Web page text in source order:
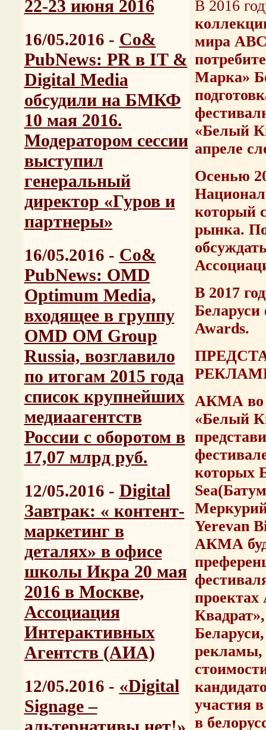
22-23 июня 2016
16/05.2016 - Со&
PubNews: PR в IT &
Digital Media
обсудили на БМКФ
10 мая 2016.
Модератором сессии
выступил
генеральный
директор «Гуров и
партнеры»
16/05.2016 - Со&
PubNews: OMD
Optimum Media,
входящее в группу
OMD OM Group
Russia, возглавило
по итогам 2015 года
список крупнейших
медиаагентств
России с оборотом в
17,07 млрд руб.
12/05.2016 - Digital
Завтрак: « контент-
маркетинг в
деталях» в офисе
школы Икра 20 мая
2016 в Москве,
Ассоциация
Интерактивных
Агентств (АИА)
12/05.2016 - «Digital
Signage –
В 2016
мира
Марка»
«Белый
апреле
Осенью
который
рынка.
В 2017
Awards.
АКМА во
«Белый
которых
Sea
Yerevan
АКМА
рекламы,
участия
в